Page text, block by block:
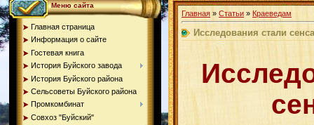
Меню сайта
Главная страница
Информация о сайте
Гостевая книга
История Буйского завода
История Буйского района
Сельсоветы Буйского района
Промкомбинат
Совхоз "Буйский"
Главная » Статьи » Краеведам
Исследования стали